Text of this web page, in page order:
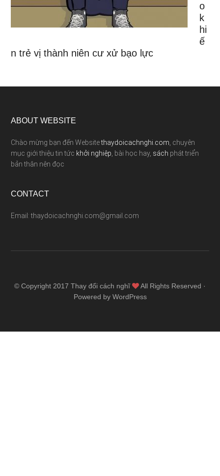
o
k
hi
ế
n trẻ vị thành niên cư xử bạo lực
ABOUT WEBSITE
Chào mừng bạn đến Websitethaydoicachnghi.com , chuyên
mục giới thiệu tin tức khởi nghiệp , bài học hay, sách phát triển
bản thân nên đọc
CONTACT
Email: thaydoicachnghi.com@gmail.com
© Copyright 2017 Thay đổi cách nghĩ
All Rights Reserved ·
Powered by WordPress